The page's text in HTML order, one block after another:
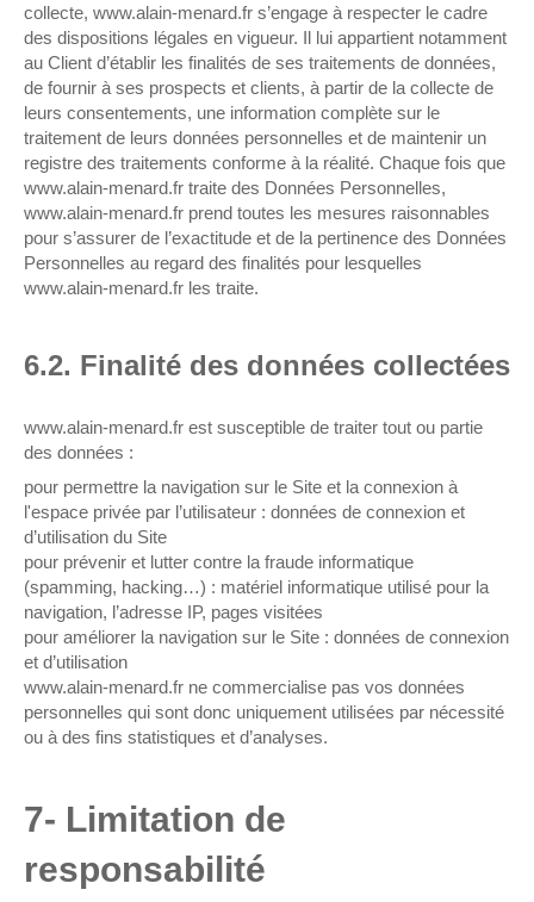
collecte, www.alain-menard.fr s’engage à respecter le cadre
des dispositions légales en vigueur. Il lui appartient notamment
au Client d’établir les finalités de ses traitements de données,
de fournir à ses prospects et clients, à partir de la collecte de
leurs consentements, une information complète sur le
traitement de leurs données personnelles et de maintenir un
registre des traitements conforme à la réalité. Chaque fois que
www.alain-menard.fr traite des Données Personnelles,
www.alain-menard.fr prend toutes les mesures raisonnables
pour s’assurer de l’exactitude et de la pertinence des Données
Personnelles au regard des finalités pour lesquelles
www.alain-menard.fr les traite.
6.2. Finalité des données collectées
www.alain-menard.fr est susceptible de traiter tout ou partie
des données :
pour permettre la navigation sur le Site et la connexion à
l'espace privée par l’utilisateur : données de connexion et
d’utilisation du Site
pour prévenir et lutter contre la fraude informatique
(spamming, hacking…) : matériel informatique utilisé pour la
navigation, l’adresse IP, pages visitées
pour améliorer la navigation sur le Site : données de connexion
et d’utilisation
www.alain-menard.fr ne commercialise pas vos données
personnelles qui sont donc uniquement utilisées par nécessité
ou à des fins statistiques et d’analyses.
7- Limitation de
responsabilité